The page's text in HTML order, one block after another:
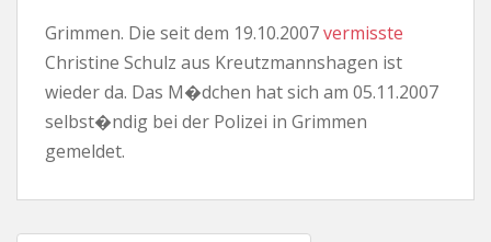
Grimmen. Die seit dem 19.10.2007vermisste
Christine Schulz aus Kreutzmannshagen ist
wieder da. Das M�dchen hat sich am 05.11.2007
selbst�ndig bei der Polizei in Grimmen
gemeldet.